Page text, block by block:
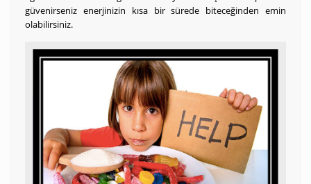
güvenirseniz enerjinizin kısa bir sürede biteceğinden emin
olabilirsiniz.